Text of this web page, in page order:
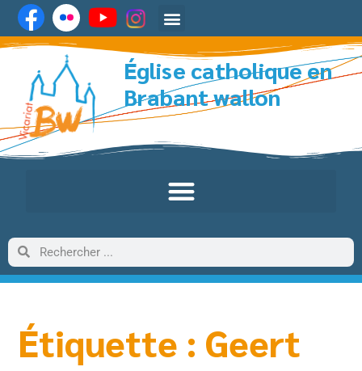
Église catholique en
Brabant wallon
Étiquette : Geert